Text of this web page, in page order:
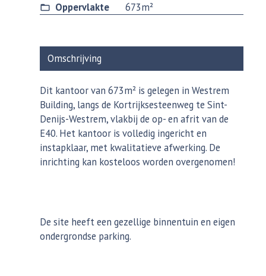
Oppervlakte
673m²
Omschrijving
Dit kantoor van 673m² is gelegen in Westrem
Building, langs de Kortrijksesteenweg te Sint-
Denijs-Westrem, vlakbij de op- en afrit van de
E40. Het kantoor is volledig ingericht en
instapklaar, met kwalitatieve afwerking. De
inrichting kan kosteloos worden overgenomen!
De site heeft een gezellige binnentuin en eigen
ondergrondse parking.